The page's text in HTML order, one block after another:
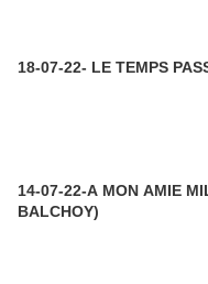
18-07-22- LE TEMPS
14-07-22-A MON AMIE
BALCHOY)